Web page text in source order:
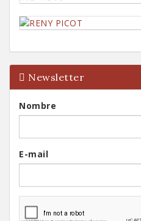
Newsletter
Nombre
E-mail